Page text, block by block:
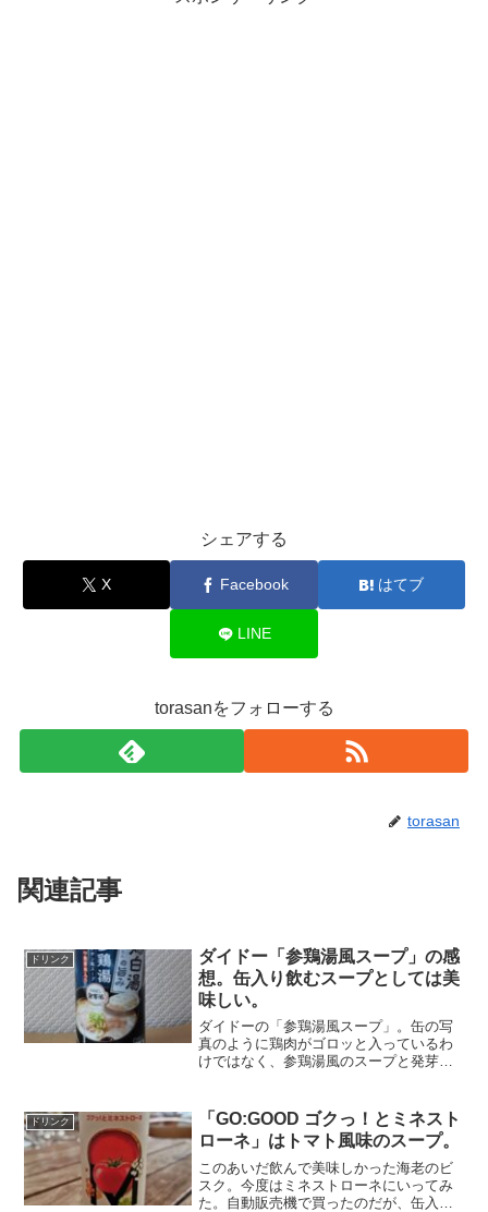
シェアする
X Facebook はてブ
LINE
torasanをフォローする
torasan
関連記事
ドリンク
ダイドー「参鶏湯風スープ」の感
想。缶入り飲むスープとしては美
味しい。
ダイドーの「参鶏湯風スープ」。缶の写
真のように鶏肉がゴロッと入っているわ
けではなく、参鶏湯風のスープと発芽米
くなくサラッとして飲みやすい。まろや
かな口あたりで、塩味はほ...
ドリンク
「GO:GOOD ゴクっ！とミネスト
ローネ」はトマト風味のスープ。
このあいだ飲んで美味しかった海老のビ
スク。今度はミネストローネにいってみ
た。自動販売機で買ったのだが、缶入り